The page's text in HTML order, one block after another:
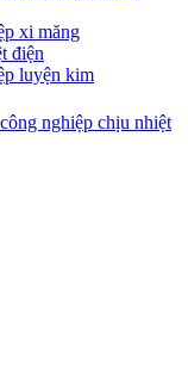
xi măng
điện
luyện kim
nghiệp chịu nhiệt